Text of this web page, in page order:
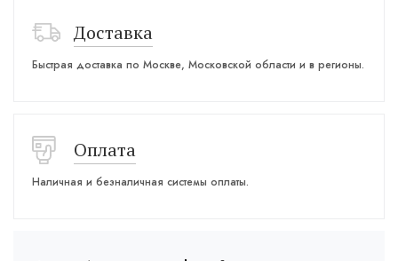
Доставка
Быстрая доставка по Москве, Московской области и в регионы.
Оплата
Наличная и безналичная системы оплаты.